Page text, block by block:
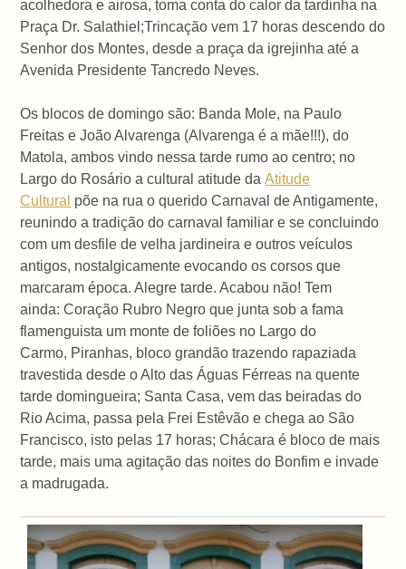
acolhedora e airosa, toma conta do calor da tardinha na
Praça Dr. Salathiel;Trincação vem 17 horas descendo do
Senhor dos Montes, desde a praça da igrejinha até a
Avenida Presidente Tancredo Neves.
Os blocos de domingo são: Banda Mole, na Paulo
Freitas e João Alvarenga (Alvarenga é a mãe!!!), do
Matola, ambos vindo nessa tarde rumo ao centro; no
Largo do Rosário a cultural atitude daAtitude
Cultural põe na rua o querido Carnaval de Antigamente,
reunindo a tradição do carnaval familiar e se concluindo
com um desfile de velha jardineira e outros veículos
antigos, nostalgicamente evocando os corsos que
marcaram época. Alegre tarde. Acabou não! Tem
ainda: Coração Rubro Negro que junta sob a fama
flamenguista um monte de foliões no Largo do
Carmo, Piranhas, bloco grandão trazendo rapaziada
travestida desde o Alto das Águas Férreas na quente
tarde domingueira; Santa Casa, vem das beiradas do
Rio Acima, passa pela Frei Estêvão e chega ao São
Francisco, isto pelas 17 horas; Chácara é bloco de mais
tarde, mais uma agitação das noites do Bonfim e invade
a madrugada.